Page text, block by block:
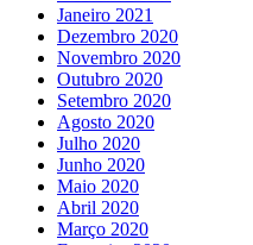
Janeiro 2021
Dezembro 2020
Novembro 2020
Outubro 2020
Setembro 2020
Agosto 2020
Julho 2020
Junho 2020
Maio 2020
Abril 2020
Março 2020